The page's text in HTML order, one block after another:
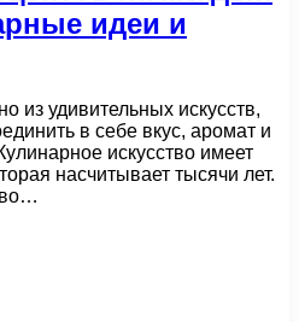
идеи и
из удивительных искусств,
в себе вкус, аромат и
искусство имеет
насчитывает тысячи лет.